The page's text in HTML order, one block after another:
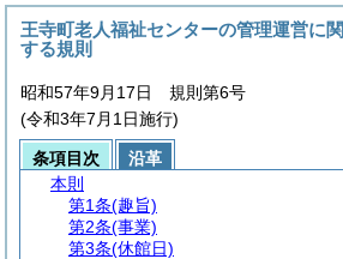
王寺町老人福祉センターの管理運営に関
する規則
昭和57年9月17日 規則第6号
(令和3年7月1日施行)
条項目次
沿革
本則
第1条(趣旨)
第2条(事業)
第3条(休館日)